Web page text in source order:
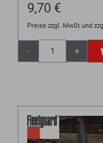
9,70 €
Preise zzgl. MwSt und
- +